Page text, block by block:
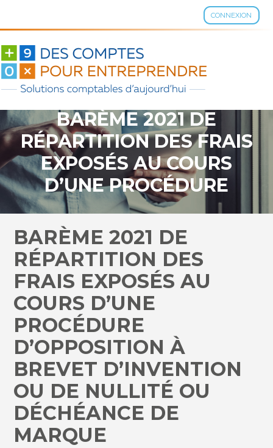
CONNEXION
Aller
contenu
BARÈME 2021 DE
RÉPARTITION DES FRAIS
EXPOSÉS AU COURS
D’UNE PROCÉDURE
D’OPPOSITION À BREVET
D’INVENTION OU DE
NULLITÉ OU DÉCHÉANCE
DE MARQUE
BARÈME 2021 DE
RÉPARTITION DES
FRAIS EXPOSÉS AU
COURS D’UNE
PROCÉDURE
D’OPPOSITION À
BREVET D’INVENTION
OU DE NULLITÉ OU
DÉCHÉANCE DE
MARQUE